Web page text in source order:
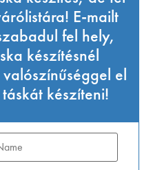
E-mailt
fel hely,
készítésnél
el
készíteni!